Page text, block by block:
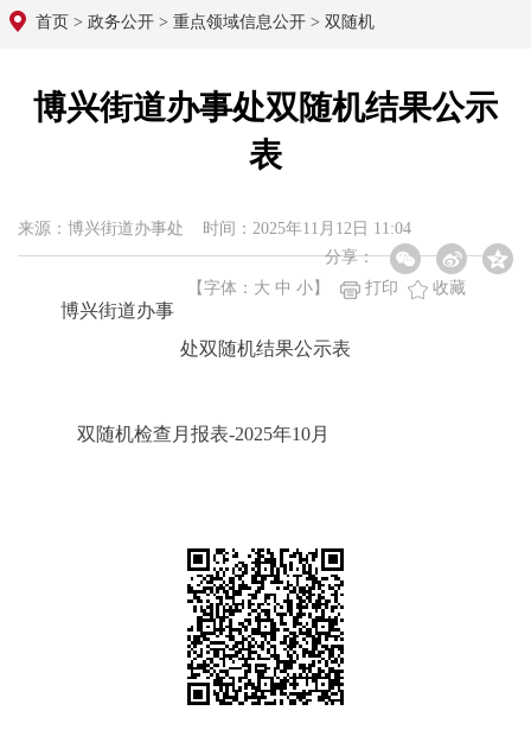
首页 > 政务公开 > 重点领域信息公开 > 双随机
博兴街道办事处双随机结果公示
表
来源：博兴街道办事处 时间：2025年11月12日 11:04
分享：
【字体： 大 中 小 】 打印 收藏
博兴街道办事
处双随机结果公示表
双随机检查月报表-2025年10月